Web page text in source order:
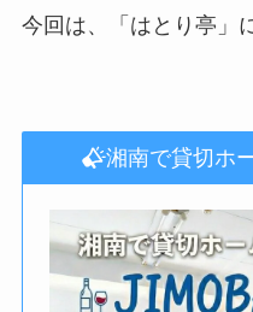
今回は、「はとり亭」
湘南で貸切ホ